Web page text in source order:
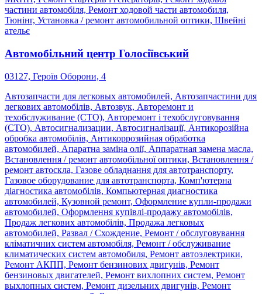
частини автомобіля, Ремонт ходовой части автомобиля,
Тюнінг, Установка / ремонт автомобильной оптики, Швейні
ательє
Автомобільний центр Голосіївський
03127, Героїв Оборони, 4
Автозапчасти для легковых автомобилей, Автозапчастини для
легкових автомобілів, Автозвук, Авторемонт и
техобслуживание (СТО), Авторемонт і техобслуговування
(СТО), Автосигнализации, Автосигналізації, Антикорозійна
обробка автомобілів, Антикоррозийная обработка
автомобилей, Апаратна заміна олії, Аппаратная замена масла,
Встановлення / ремонт автомобільної оптики, Встановлення /
ремонт автоскла, Газове обладнання для автотранспорту,
Газовое оборудование для автотранспорта, Комп'ютерна
діагностика автомобілів, Компьютерная диагностика
автомобилей, Кузовной ремонт, Оформление купли-продажи
автомобилей, Оформлення купівлі-продажу автомобілів,
Продаж легкових автомобілів, Продажа легковых
автомобилей, Развал / Схождение, Ремонт / обслуговування
кліматичних систем автомобіля, Ремонт / обслуживание
климатических систем автомобиля, Ремонт автоэлектрики,
Ремонт АКПП, Ремонт бензинових двигунів, Ремонт
бензиновых двигателей, Ремонт вихлопних систем, Ремонт
выхлопных систем, Ремонт дизельних двигунів, Ремонт